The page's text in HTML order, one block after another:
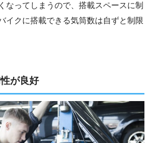
なってしまうので、搭載スペースに制
イクに搭載できる気筒数は自ずと制限
が良好